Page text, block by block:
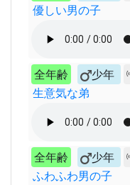
優しい男の子
全年齢 少年
生意気な弟
全年齢 少年
ふわふわ男の子